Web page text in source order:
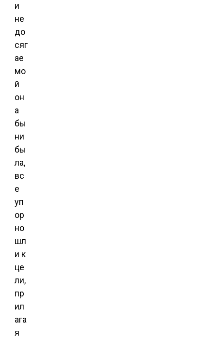
и
не
до
сяг
ае
мо
й
он
а
бы
ни
бы
ла,
вс
е
уп
ор
но
шл
и к
це
ли,
пр
ил
ага
я